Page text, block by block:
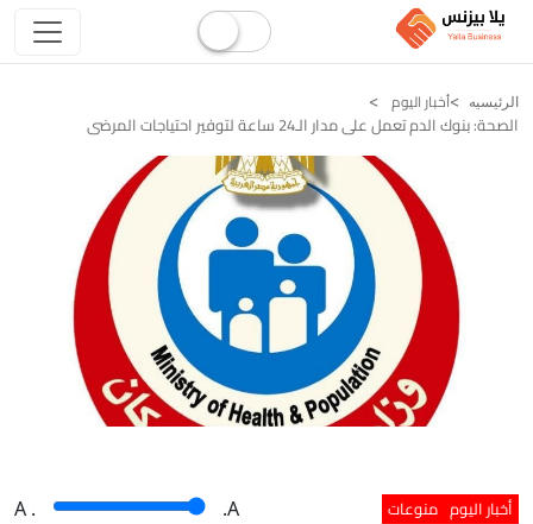
الرئيسيه أخبار اليوم
الصحة: بنوك الدم تعمل على مدار الـ24 ساعة لتوفير احتياجات المرضى
أخبار اليوم منوعات A . .A